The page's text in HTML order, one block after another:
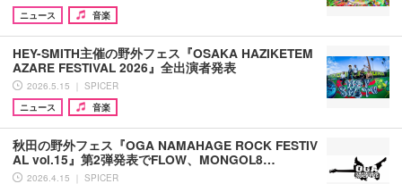
ニュース
音楽
HEY-SMITH主催の野外フェス『OSAKA HAZIKETEM
AZARE FESTIVAL 2026』全出演者発表
2026.5.15 ｜ SPICER
ニュース
音楽
秋田の野外フェス『OGA NAMAHAGE ROCK FESTIV
AL vol.15』第2弾発表でFLOW、MONGOL8…
2026.4.15 ｜ SPICER